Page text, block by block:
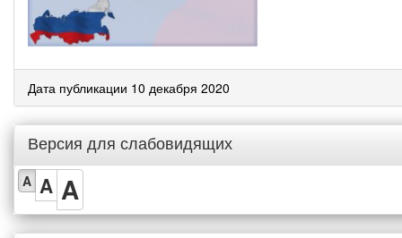
Дата публикации 10 декабря 2020
Версия для слабовидящих
A A A